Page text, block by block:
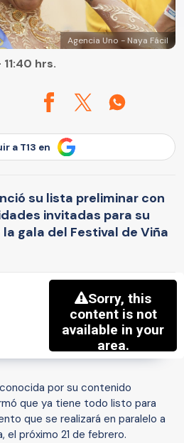
Agencia Uno - Naya Fácil
hrs.
a T13 en
su lista preliminar con
invitadas para su
gala del Festival de Viña
por su contenido
que ya tiene todo listo para
que se realizará en paralelo a
el próximo 21 de febrero.